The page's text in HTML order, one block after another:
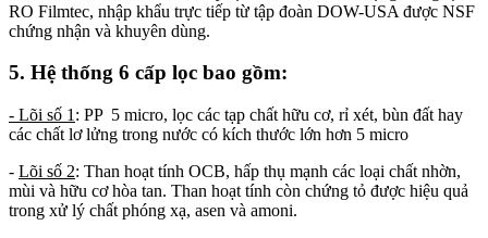
RO Filmtec, nhập khẩu trực tiếp từ tập đoàn DOW-USA được NSF
chứng nhận và khuyên dùng.
5. Hệ thống 6 cấp lọc bao gồm:
- Lõi số 1 : PP 5 micro, lọc các tạp chất hữu cơ, rỉ xét, bùn đất hay
các chất lơ lửng trong nước có kích thước lớn hơn 5 micro
- Lõi số 2: Than hoạt tính OCB, hấp thụ mạnh các loại chất nhờn,
mùi và hữu cơ hòa tan. Than hoạt tính còn chứng tỏ được hiệu quả
trong xử lý chất phóng xạ, asen và amoni.